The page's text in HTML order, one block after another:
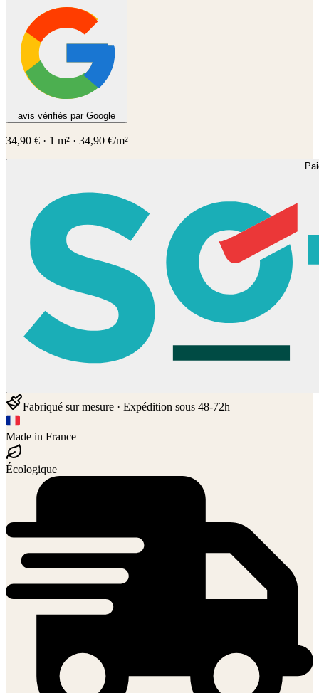
avis vérifiés par Google
34,90 € · 1 m² · 34,90 €/m²
Fabriqué sur mesure · Expédition sous 48-72h
Made in France
Écologique